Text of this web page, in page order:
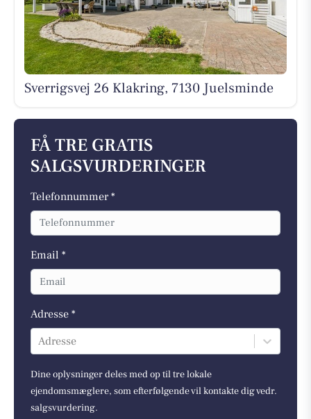
Sverrigsvej 26 Klakring, 7130 Juelsminde
FÅ TRE GRATIS
SALGSVURDERINGER
Telefonnummer *
Email *
Adresse *
Adresse
Dine oplysninger deles med op til tre lokale
ejendomsmæglere, som efterfølgende vil kontakte dig vedr.
salgsvurdering.